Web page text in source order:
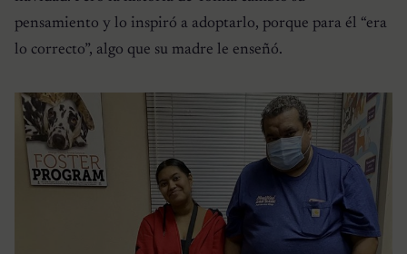
pensamiento y lo inspiró a adoptarlo, porque para él “era
lo correcto”, algo que su madre le enseñó.